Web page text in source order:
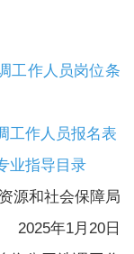
工作人员岗位条
工作人员报名表
业指导目录
源和社会保障局
2025年1月20日